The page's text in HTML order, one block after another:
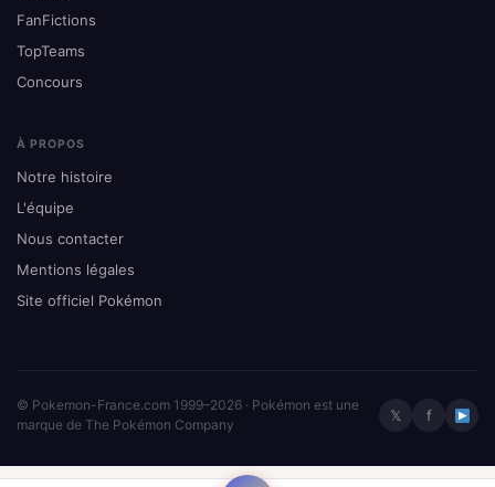
FanFictions
TopTeams
Concours
À PROPOS
Notre histoire
L'équipe
Nous contacter
Mentions légales
Site officiel Pokémon
© Pokemon-France.com 1999–2026 · Pokémon est une
marque de The Pokémon Company
𝕏 f